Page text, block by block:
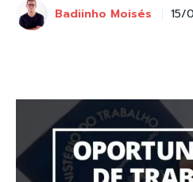
Badiinho Moisés 15/